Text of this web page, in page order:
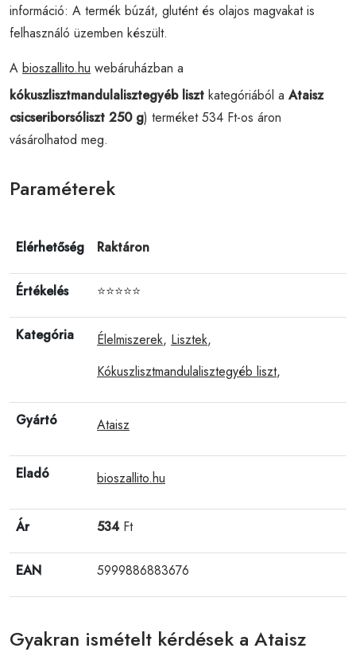
információ: A termék búzát, glutént és olajos magvakat is
felhasználó üzemben készült.
A bioszallito.hu webáruházban a
kókuszlisztmandulalisztegyéb liszt kategóriából a Ataisz
csicseriborsóliszt 250 g) terméket 534 Ft-os áron
vásárolhatod meg.
Paraméterek
Elérhetőség Raktáron
Értékelés ⭐⭐⭐⭐⭐
Kategória Élelmiszerek, Lisztek,
Kókuszlisztmandulalisztegyéb liszt,
Gyártó Ataisz
Eladó bioszallito.hu
Ár 534Ft
EAN 5999886883676
Gyakran ismételt kérdések a Ataisz